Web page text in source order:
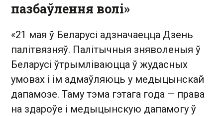
пазбаўлення волі»
«21 мая ў Беларусі адзначаецца Дзень
палітвязняў. Палітычныя зняволеныя ў
Беларусі ўтрымліваюцца ў жудасных
умовах і ім адмаўляюць у медыцынскай
дапамозе. Таму тэма гэтага года — права
на здароўе і медыцынскую дапамогу ў